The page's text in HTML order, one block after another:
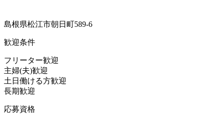
島根県松江市朝日町589-6
歓迎条件
フリーター歓迎
主婦(夫)歓迎
土日働ける方歓迎
長期歓迎
応募資格